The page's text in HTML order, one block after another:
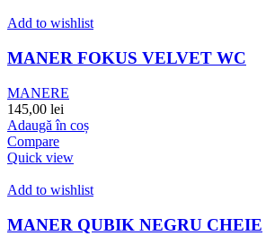
Add to wishlist
MANER FOKUS VELVET WC
MANERE
145,00 lei
Adaugă în coș
Compare
Quick view
Add to wishlist
MANER QUBIK NEGRU CHEIE